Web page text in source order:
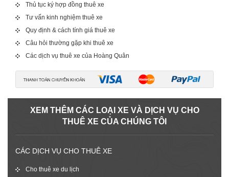
Thủ tục ký hợp đồng thuê xe
Tư vấn kinh nghiệm thuê xe
Quy định & cách tính giá thuê xe
Câu hỏi thường gặp khi thuê xe
Các dịch vụ thuê xe của Hoàng Quân
XEM THÊM CÁC LOẠI XE VÀ DỊCH VỤ CHO
THUÊ XE CỦA CHÚNG TÔI
CÁC DỊCH VỤ CHO THUÊ XE
Cho thuê xe du lịch